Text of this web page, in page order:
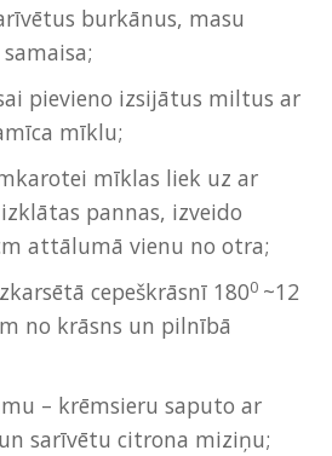
burkānus, masu
pievieno izsijātus miltus ar
mīklu;
mīklas liek uz ar
pannas, izveido
attālumā vienu no otra;
cepeškrāsnī 1800 ~12
no krāsns un pilnībā
– krēmsieru saputo ar
sarīvētu citrona miziņu;